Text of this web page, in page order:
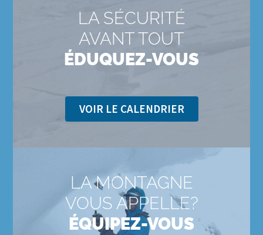
LA SÉCURITÉ
AVANT TOUT
ÉDUQUEZ-VOUS
VOIR LE CALENDRIER
LA MONTAGNE
VOUS APPELLE?
ÉQUIPEZ-VOUS